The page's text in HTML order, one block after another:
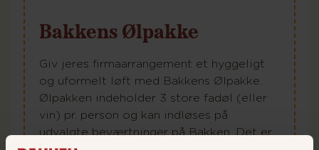
Bakkens Ølpakke
Giv jeres firmaarrangement et hyggeligt
og uformelt løft med Bakkens Ølpakke.
Ølpakken indeholder 3 store fadøl (eller
vin) pr. person og kan indløses på
udvalgte beværtninger på Bakken. Det er